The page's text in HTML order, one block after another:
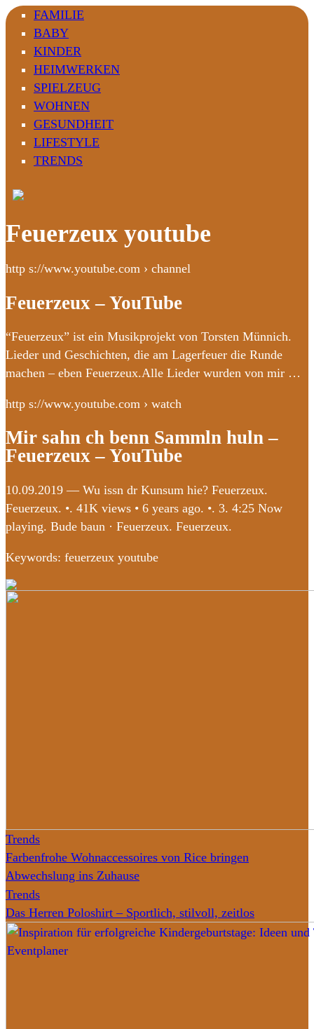
FAMILIE
BABY
KINDER
HEIMWERKEN
SPIELZEUG
WOHNEN
GESUNDHEIT
LIFESTYLE
TRENDS
Feuerzeux youtube
http s://www.youtube.com › channel
Feuerzeux – YouTube
“Feuerzeux” ist ein Musikprojekt von Torsten Münnich.
Lieder und Geschichten, die am Lagerfeuer die Runde
machen – eben Feuerzeux.Alle Lieder wurden von mir …
http s://www.youtube.com › watch
Mir sahn ch benn Sammln huln –
Feuerzeux – YouTube
10.09.2019 — Wu issn dr Kunsum hie? Feuerzeux.
Feuerzeux. •. 41K views • 6 years ago. •. 3. 4:25 Now
playing. Bude baun · Feuerzeux. Feuerzeux.
Keywords: feuerzeux youtube
Trends
Farbenfrohe Wohnaccessoires von Rice bringen
Abwechslung ins Zuhause
Trends
Das Herren Poloshirt – Sportlich, stilvoll, zeitlos